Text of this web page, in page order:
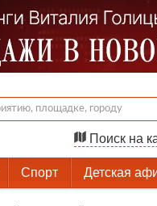
Поиск на
Спорт Детская